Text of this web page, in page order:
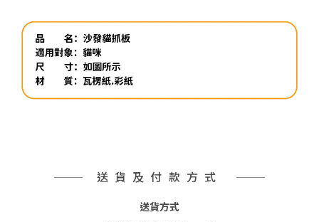
送貨及付款方式
送貨方式